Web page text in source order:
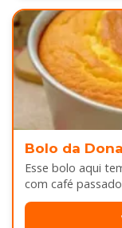
Bolo da
Esse bolo aqui
com café